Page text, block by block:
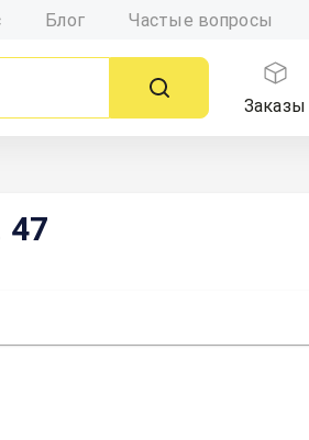
Блог Частые вопросы
Заказы
47